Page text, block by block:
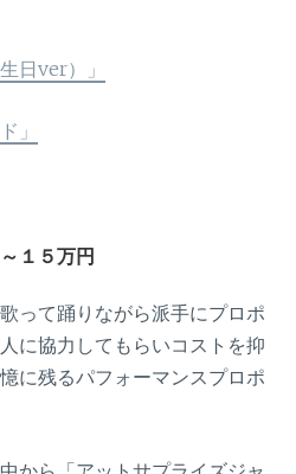
日ver）」
」
１５万円
って踊りながら派手にプロポ
に協力してもらいコストを抑
に残るパフォーマンスプロポ